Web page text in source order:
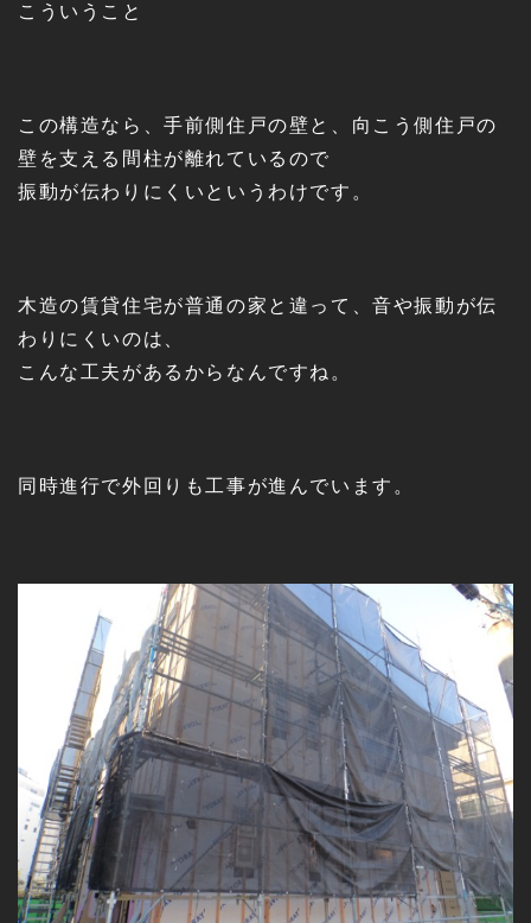
こういうこと
この構造なら、手前側住戸の壁と、向こう側住戸の
壁を支える間柱が離れているので
振動が伝わりにくいというわけです。
木造の賃貸住宅が普通の家と違って、音や振動が伝
わりにくいのは、
こんな工夫があるからなんですね。
同時進行で外回りも工事が進んでいます。